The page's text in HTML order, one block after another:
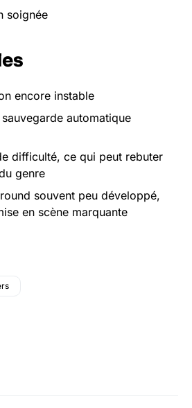
soignée
encore instable
automatique
difficulté, ce qui peut rebuter
genre
souvent peu développé,
en scène marquante